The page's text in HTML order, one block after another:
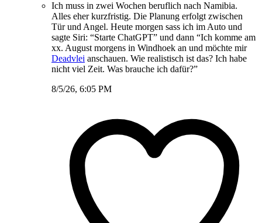
Ich muss in zwei Wochen beruflich nach Namibia.
Alles eher kurzfristig. Die Planung erfolgt zwischen
Tür und Angel. Heute morgen sass ich im Auto und
sagte Siri: “Starte ChatGPT” und dann “Ich komme am
xx. August morgens in Windhoek an und möchte mir
Deadvlei anschauen. Wie realistisch ist das? Ich habe
nicht viel Zeit. Was brauche ich dafür?”
8/5/26, 6:05 PM